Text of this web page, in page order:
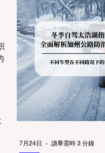
7月24日 讀畢需時 3 分鐘